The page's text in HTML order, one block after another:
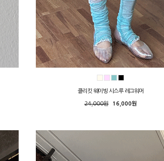
클리킷 웨이빙 시스루 레그워머
24,000원 16,000원